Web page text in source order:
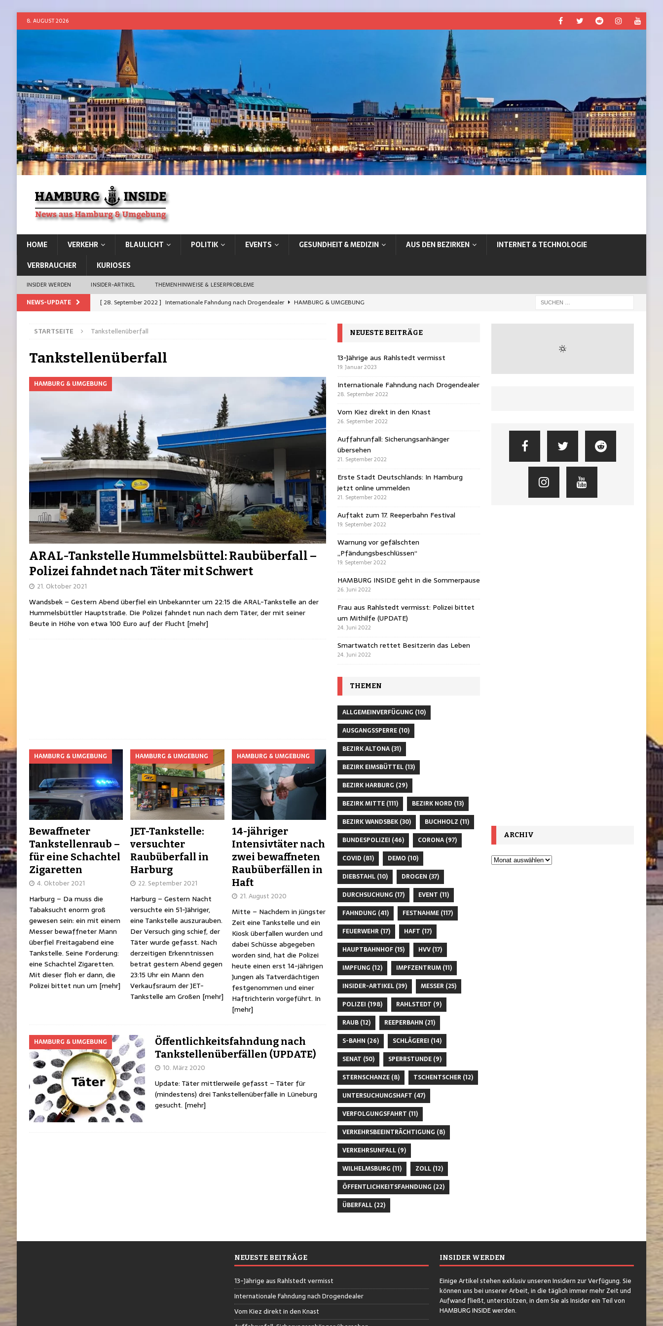
8. AUGUST 2026
HOME VERKEHR BLAULICHT POLITIK EVENTS GESUNDHEIT & MEDIZIN AUS DEN BEZIRKEN
INTERNET & TECHNOLOGIE
VERBRAUCHER
KURIOSES
INSIDER WERDEN INSIDER-ARTIKEL THEMENHINWEISE & LESERPROBLEME
NEWS-UPDATE [ 28. September 2022 ] Internationale Fahndung nach Drogendealer
HAMBURG & UMGEBUNG
[ 21. September 2022 ]
HAMBURG & UMGEBUNG
[ 21. September 2022 ] Erste Stadt Deutschlands: In Hamburg jetzt online ummelden
STARTSEITE Tankstellenüberfall
Tankstellenüberfall
HAMBURG & UMGEBUNG
ARAL-Tankstelle Hummelsbüttel: Raubüberfall –
Polizei fahndet nach Täter mit Schwert
21. Oktober 2021
Wandsbek – Gestern Abend überfiel ein Unbekannter um 22:15 die ARAL-Tankstelle an der
Hummelsbüttler Hauptstraße. Die Polizei fahndet nun nach dem Täter, der mit seiner
Beute in Höhe von etwa 100 Euro auf der Flucht [mehr]
HAMBURG & UMGEBUNG
Bewaffneter
Tankstellenraub –
für eine Schachtel
Zigaretten
4. Oktober 2021
Harburg – Da muss die
Tabaksucht enorm groß
gewesen sein: ein mit einem
Messer bewaffneter Mann
überfiel Freitagabend eine
Tankstelle. Seine Forderung:
eine Schachtel Zigaretten.
Mit dieser floh er dann, die
Polizei bittet nun um [mehr]
HAMBURG & UMGEBUNG
JET-Tankstelle:
versuchter
Raubüberfall in
Harburg
22. September 2021
Harburg – Gestern Nacht
versuchte ein 51-Jähriger,
eine Tankstelle auszurauben.
Der Versuch ging schief, der
Täter wurde gefasst. Nach
derzeitigen Erkenntnissen
betrat gestern Abend gegen
23:15 Uhr ein Mann den
Verkaufsraum der JET-
Tankstelle am Großen [mehr]
HAMBURG & UMGEBUNG
14-jähriger
Intensivtäter nach
zwei bewaffneten
Raubüberfällen in
Haft
21. August 2020
Mitte – Nachdem in jüngster
Zeit eine Tankstelle und ein
Kiosk überfallen wurden und
dabei Schüsse abgegeben
worden sind, hat die Polizei
heute einen erst 14-jährigen
Jungen als Tatverdächtigen
festgenommen und einer
Haftrichterin vorgeführt. In
[mehr]
HAMBURG & UMGEBUNG
Öffentlichkeitsfahndung nach
Tankstellenüberfällen (UPDATE)
10. März 2020
Update: Täter mittlerweile gefasst – Täter für
(mindestens) drei Tankstellenüberfälle in Lüneburg
gesucht. [mehr]
NEUESTE BEITRÄGE
13-Jährige aus Rahlstedt vermisst
19. Januar 2023
Internationale Fahndung nach Drogendealer
28. September 2022
Vom Kiez direkt in den Knast
26. September 2022
Auffahrunfall: Sicherungsanhänger
übersehen
21. September 2022
Erste Stadt Deutschlands: In Hamburg
jetzt online ummelden
21. September 2022
Auftakt zum 17. Reeperbahn Festival
19. September 2022
Warnung vor gefälschten
„Pfändungsbeschlüssen“
19. September 2022
HAMBURG INSIDE geht in die Sommerpause
26. Juni 2022
Frau aus Rahlstedt vermisst: Polizei bittet
um Mithilfe (UPDATE)
24. Juni 2022
Smartwatch rettet Besitzerin das Leben
24. Juni 2022
THEMEN
ALLGEMEINVERFÜGUNG (10)
AUSGANGSSPERRE(10)
BEZIRK ALTONA(31)
BEZIRK EIMSBÜTTEL(13)
BEZIRK HARBURG (29)
BEZIRK MITTE(111) BEZIRK NORD (13)
BEZIRK WANDSBEK(30) BUCHHOLZ (11)
BUNDESPOLIZEI (46) CORONA(97)
COVID (81) DEMO (10)
DIEBSTAHL(10) DROGEN (37)
DURCHSUCHUNG (17) EVENT (11)
FAHNDUNG (41) FESTNAHME(117)
FEUERWEHR (17) HAFT (17)
HAUPTBAHNHOF(15) HVV(17)
IMPFUNG (12) IMPFZENTRUM(11)
INSIDER-ARTIKEL(39) MESSER (25)
POLIZEI (198) RAHLSTEDT (9)
RAUB(12) REEPERBAHN (21)
S-BAHN (26) SCHLÄGEREI (14)
SENAT (50) SPERRSTUNDE(9)
STERNSCHANZE(8) TSCHENTSCHER (12)
UNTERSUCHUNGSHAFT (47)
VERFOLGUNGSFAHRT (11)
VERKEHRSBEEINTRÄCHTIGUNG (8)
VERKEHRSUNFALL(9)
WILHELMSBURG (11) ZOLL(12)
ÖFFENTLICHKEITSFAHNDUNG (22)
ÜBERFALL(22)
ARCHIV
NEUESTE BEITRÄGE
13-Jährige aus Rahlstedt vermisst
Internationale Fahndung nach Drogendealer
Vom Kiez direkt in den Knast
INSIDER WERDEN
Einige Artikel stehen exklusiv unseren Insidern zur Verfügung. Sie
können uns bei unserer Arbeit, in die täglich immer mehr Zeit und
Aufwand fließt, unterstützen, in dem Sie als Insider ein Teil von
HAMBURG INSIDE werden.